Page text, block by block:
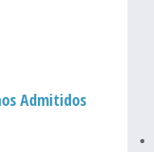
Admitidos